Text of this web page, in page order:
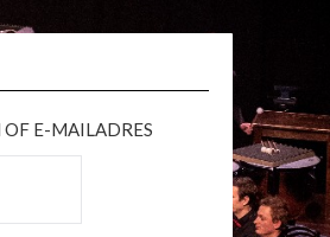
E-MAILADRES